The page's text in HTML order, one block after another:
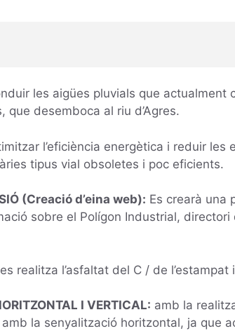
les aigües pluvials que actualment
que desemboca al riu d’Agres.
l’eficiència energètica i reduir
tipus vial obsoletes i poc eficients.
(Creació d’eina web): Es crearà una
sobre el Polígon Industrial,
es realitza l’asfaltat del C / de
I VERTICAL: amb la
la senyalització horitzontal, ja que